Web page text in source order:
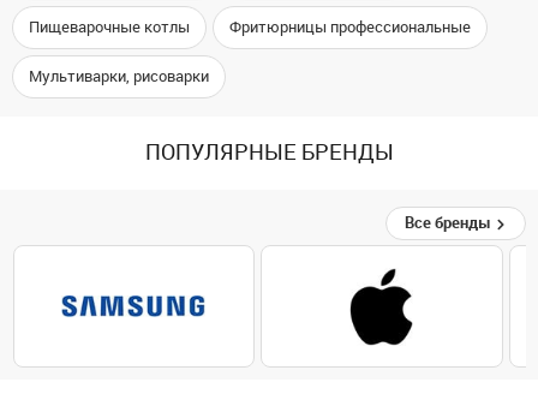
Пищеварочные котлы Фритюрницы профессиональные
Мультиварки, рисоварки
ПОПУЛЯРНЫЕ БРЕНДЫ
Все бренды